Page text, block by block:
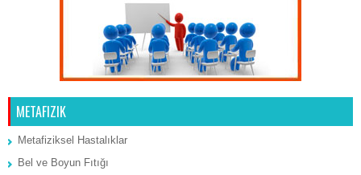
METAFIZIK
Metafiziksel Hastalıklar
Bel ve Boyun Fıtığı